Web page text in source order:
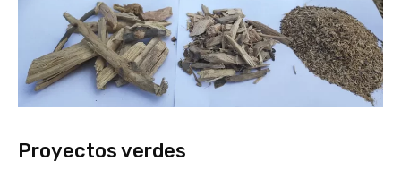
Proyectos verdes